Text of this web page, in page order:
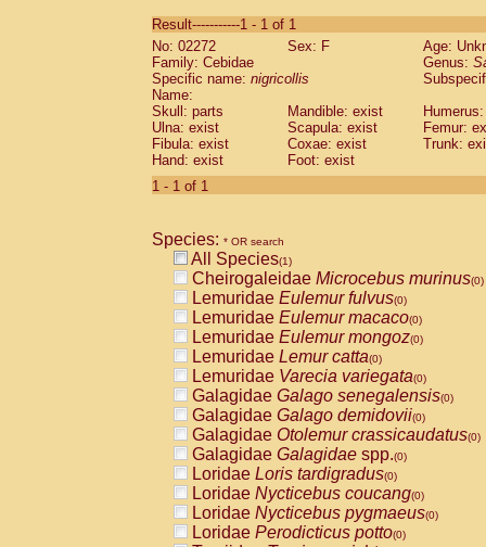
CebidaeSaguinus labiatus(0)
Cebidae Saguinus leucopus (0)
Cebidae
CebidaeSaguinus mystax
Cebidae Saguinus nigricollis (1)
Cebidae Saguinus oedipus
Cebidae Saguinus weddelli
Cebidae Saguinusspp.
Cebidae
CebidaeCebus capucinus
CebidaeCebus nigrivittatus
CebidaeCebus spp.(0)
CebidaeSaimiri boliviensis(0)
CebidaeSaimiri sciureus(0)
AtelidaeAlouatta caraya(0)
AtelidaeAlouatta fusca(0)
AtelidaeAlouatta seniculus(0)
AtelidaeAlouattaspp.(0)
AtelidaeAteles belzebuth(0)
AtelidaeAteles geoffroyi(0)
AtelidaeAteles paniscus(0)
AtelidaeAtelesspp.(0)
AtelidaeLagothrix lagothricha(0)
AtelidaeLagothrix lagothricha cana
PitheciidaeCacajao calvus
Result-----------1 - 1 of 1
No: 02272
Sex: F
Age:
Family: Cebidae
Genus:
Specific name: nigricollis
Name:
Skull: parts
Mandible: exist
Ulna: exist
Scapula: exist
Femur:
Fibula: exist
Coxae: exist
Trunk:
Hand: exist
Foot: exist
1 - 1 of 1
Species: * OR search
All Species(1)
Cheirogaleidae Microcebus murinus(0)
Lemuridae Eulemur fulvus(0)
Lemuridae Eulemur macaco(0)
Lemuridae Eulemur mongoz(0)
Lemuridae Lemur catta(0)
Lemuridae Varecia variegata(0)
Galagidae Galago senegalensis(0)
Galagidae Galago demidovii(0)
Galagidae Otolemur crassicaudatus(0)
Galagidae Galagidae spp.(0)
Loridae Loris tardigradus(0)
Loridae Nycticebus coucang(0)
Loridae Nycticebus pygmaeus(0)
Loridae Perodicticus potto(0)